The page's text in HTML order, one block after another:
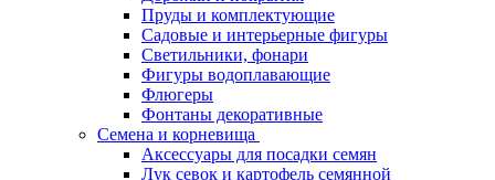
Пруды и комплектующие
Садовые и интерьерные фигуры
Светильники, фонари
Фигуры водоплавающие
Флюгеры
Фонтаны декоративные
Семена и корневища
Аксессуары для посадки семян
Лук севок и картофель семянной